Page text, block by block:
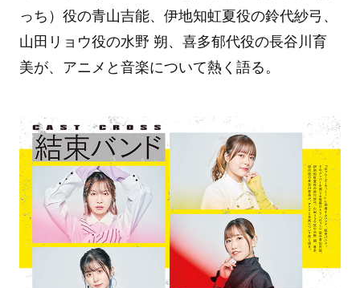
っち）役の青山吉能、伊地知虹夏役の鈴代紗弓、
山田リョウ役の水野 朔、喜多郁代役の長谷川育
美が、アニメと音楽について熱く語る。